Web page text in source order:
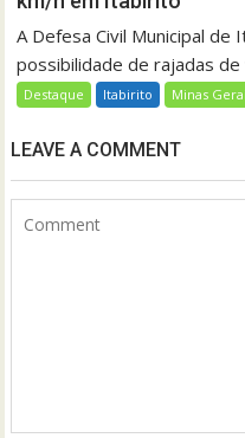
A Defesa Civil Municipal de
possibilidade de rajadas
Destaque Itabirito Minas
LEAVE A COMMENT